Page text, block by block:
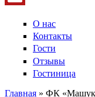
О нас
Контакты
Гости
Отзывы
Гостиница
Главная » ФК